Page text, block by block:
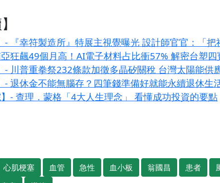
- 『幸符製造所』特展主視覺曝光 設計師官官：「
亞狂飆49個月高！AI電子材料占比衝57% 解密台塑
- 川普重拳祭232條款加徵多晶矽關稅 台灣太陽能
- 退休金不能無腦存？四筆錢準備好就能永續退休生
】- 查理．蒙格「4大人生理念」 看懂成功投資的要點
心肌梗塞 血管 急性 血小板 翁國昌 患者